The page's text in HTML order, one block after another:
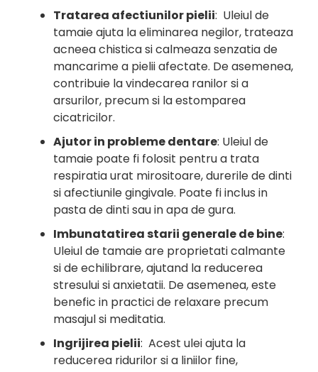
Tratarea afectiunilor pielii: Uleiul de
tamaie ajuta la eliminarea negilor, trateaza
acneea chistica si calmeaza senzatia de
mancarime a pielii afectate. De asemenea,
contribuie la vindecarea ranilor si a
arsurilor, precum si la estomparea
cicatricilor.
Ajutor in probleme dentare: Uleiul de
tamaie poate fi folosit pentru a trata
respiratia urat mirositoare, durerile de dinti
si afectiunile gingivale. Poate fi inclus in
pasta de dinti sau in apa de gura.
Imbunatatirea starii generale de bine:
Uleiul de tamaie are proprietati calmante
si de echilibrare, ajutand la reducerea
stresului si anxietatii. De asemenea, este
benefic in practici de relaxare precum
masajul si meditatia.
Ingrijirea pielii: Acest ulei ajuta la
reducerea ridurilor si a liniilor fine,